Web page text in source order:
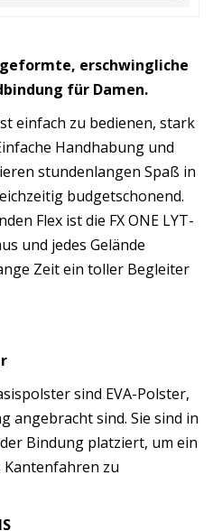
geformte, erschwingliche
für Damen.
einfach zu bedienen, stark
Handhabung und
stundenlangen Spaß in
budgetschonend.
Flex ist die FX ONE LYT-
und jedes Gelände
Zeit ein toller Begleiter
sind EVA-Polster,
angebracht sind. Sie sind in
Bindung platziert, um ein
zu